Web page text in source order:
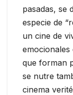
pasadas, se
especie de
un cine de
emocionales
que forman
se nutre
cinema